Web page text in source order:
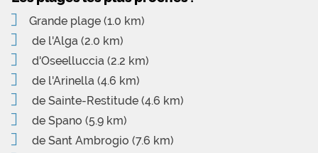
Grande plage (1.0 km)
de l'Alga (2.0 km)
d'Oseelluccia (2.2 km)
de l'Arinella (4.6 km)
de Sainte-Restitude (4.6 km)
de Spano (5.9 km)
de Sant Ambrogio (7.6 km)